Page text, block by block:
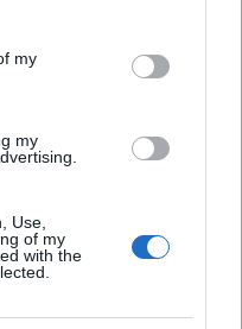
in below Google
my
my
Use,
of my
with the
insieme a regole
conflitti e lascia una
i benefici sociali
con stakeholder del
locali quando
e pulizia post-evento.
di risposta definiti.